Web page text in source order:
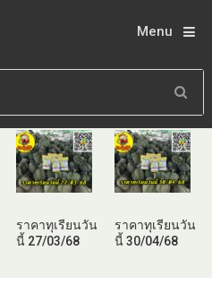
Menu
ราคาทุเรียนวัน
นี้ 27/03/68
ราคาทุเรียนวัน
นี้ 30/04/68